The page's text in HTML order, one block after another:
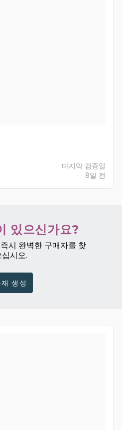
마지막 검증일
8일 전
있으신가요?
시 완벽한 구매자를 찾
십시오.
재 생성